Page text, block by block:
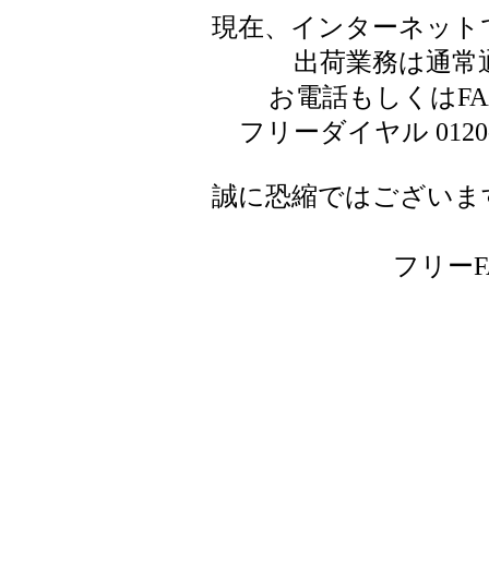
現在、インターネッ
出荷業務は通
お電話もしくは
フリーダイヤル
誠に恐縮ではござい
フリー